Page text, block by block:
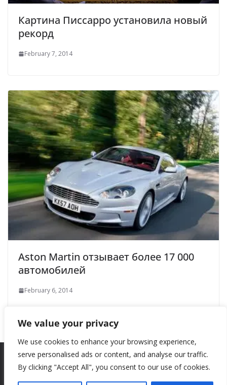
We value your privacy
We use cookies to enhance your browsing experience,
serve personalised ads or content, and analyse our traffic.
By clicking "Accept All", you consent to our use of cookies.
Картина Писсарро установила новый
рекорд
February 7, 2014
Aston Martin отзывает более 17 000
автомобилей
February 6, 2014